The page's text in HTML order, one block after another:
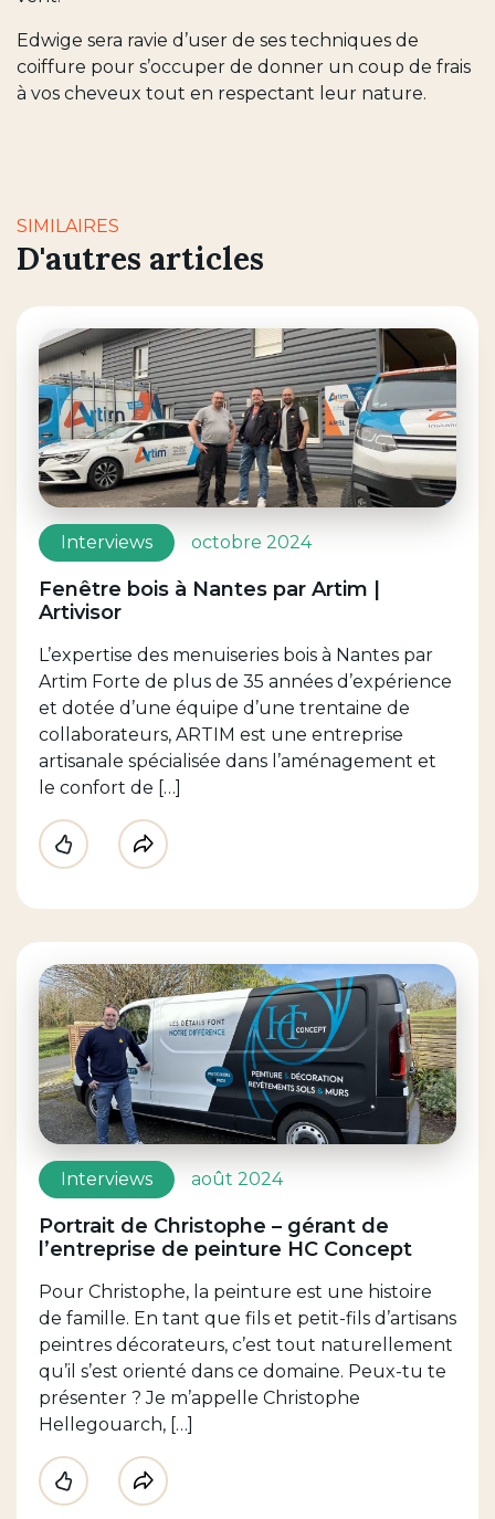
Edwige sera ravie d’user de ses techniques de
coiffure pour s’occuper de donner un coup de frais
à vos cheveux tout en respectant leur nature.
SIMILAIRES
D'autres articles
Interviews octobre 2024
Fenêtre bois à Nantes par Artim |
Artivisor
L’expertise des menuiseries bois à Nantes par
Artim Forte de plus de 35 années d’expérience
et dotée d’une équipe d’une trentaine de
collaborateurs, ARTIM est une entreprise
artisanale spécialisée dans l’aménagement et
le confort de […]
Like Partager
Interviews août 2024
Portrait de Christophe – gérant de
l’entreprise de peinture HC Concept
Pour Christophe, la peinture est une histoire
de famille. En tant que fils et petit-fils d’artisans
peintres décorateurs, c’est tout naturellement
qu’il s’est orienté dans ce domaine. Peux-tu te
présenter ? Je m’appelle Christophe
Hellegouarch, […]
Like Partager